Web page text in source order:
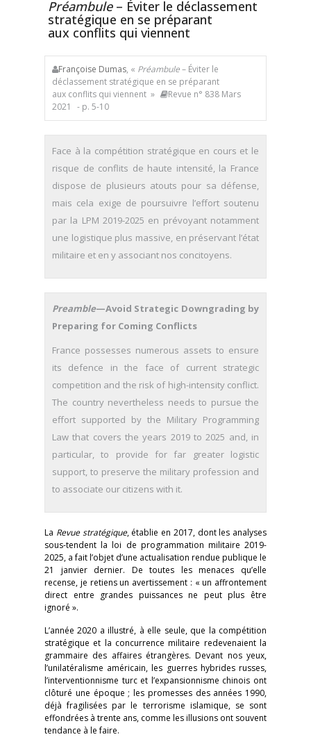
Préambule– Éviter le déclassement
stratégique en se préparant
aux conflits qui viennent
Françoise Dumas, « Préambule– Éviter le
déclassement stratégique en se préparant
aux conflits qui viennent »
Revue n° 838 Mars
2021
- p. 5-10
Face à la compétition stratégique en cours et le
risque de conflits de haute intensité, la France
dispose de plusieurs atouts pour sa défense,
mais cela exige de poursuivre l’effort soutenu
par la LPM 2019-2025 en prévoyant notamment
une logistique plus massive, en préservant l’état
militaire et en y associant nos concitoyens.
Preamble—Avoid Strategic Downgrading by
Preparing for Coming Conflicts
France possesses numerous assets to ensure
its defence in the face of current strategic
competition and the risk of high-intensity conflict.
The country nevertheless needs to pursue the
effort supported by the Military Programming
Law that covers the years 2019 to 2025 and, in
particular, to provide for far greater logistic
support, to preserve the military profession and
to associate our citizens with it.
La Revue stratégique, établie en 2017, dont les analyses
sous-tendent la loi de programmation militaire 2019-
2025, a fait l’objet d’une actualisation rendue publique le
21 janvier dernier. De toutes les menaces qu’elle
recense, je retiens un avertissement : « un affrontement
direct entre grandes puissances ne peut plus être
ignoré ».
L’année 2020 a illustré, à elle seule, que la compétition
stratégique et la concurrence militaire redevenaient la
grammaire des affaires étrangères. Devant nos yeux,
l’unilatéralisme américain, les guerres hybrides russes,
l’interventionnisme turc et l’expansionnisme chinois ont
clôturé une époque ; les promesses des années 1990,
déjà fragilisées par le terrorisme islamique, se sont
effondrées à trente ans, comme les illusions ont souvent
tendance à le faire.